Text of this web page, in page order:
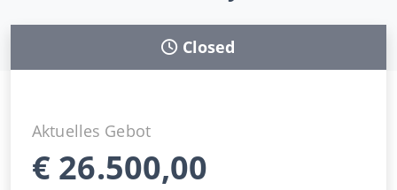
Closed
Aktuelles Gebot
€ 26.500,00